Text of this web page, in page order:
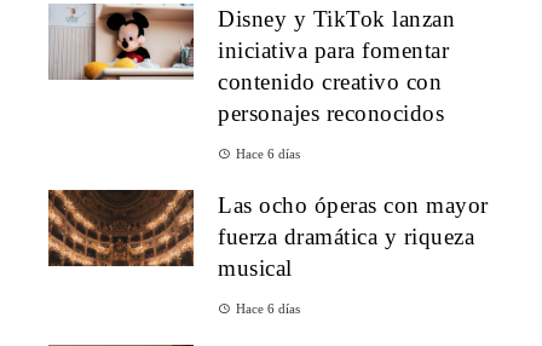
Disney y TikTok lanzan
iniciativa para fomentar
contenido creativo con
personajes reconocidos
Hace 6 días
Las ocho óperas con mayor
fuerza dramática y riqueza
musical
Hace 6 días